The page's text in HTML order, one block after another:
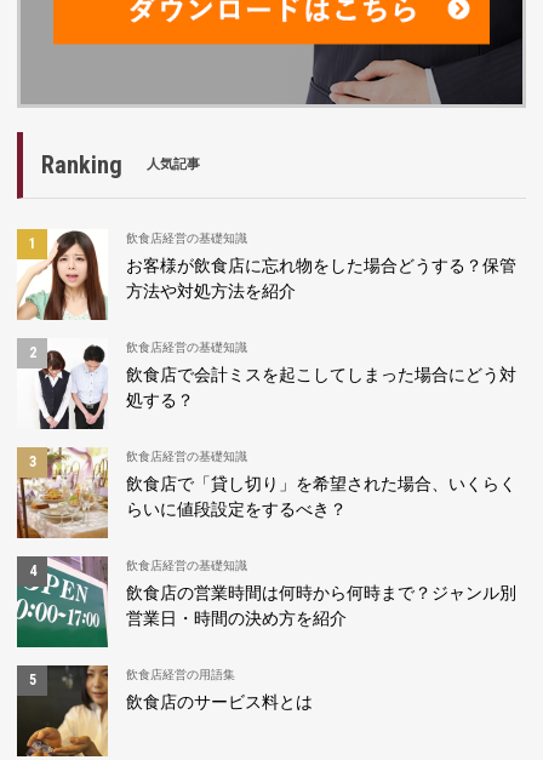
Ranking 人気記事
飲食店経営の基礎知識
お客様が飲食店に忘れ物をした場合どうする？保管
方法や対処方法を紹介
飲食店経営の基礎知識
飲食店で会計ミスを起こしてしまった場合にどう対
処する？
飲食店経営の基礎知識
飲食店で「貸し切り」を希望された場合、いくらく
らいに値段設定をするべき？
飲食店経営の基礎知識
飲食店の営業時間は何時から何時まで？ジャンル別
営業日・時間の決め方を紹介
飲食店経営の用語集
飲食店のサービス料とは